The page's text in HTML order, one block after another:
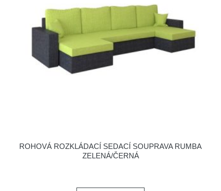
ROHOVÁ ROZKLÁDACÍ SEDACÍ SOUPRAVA RUMBA
ZELENÁ/ČERNÁ